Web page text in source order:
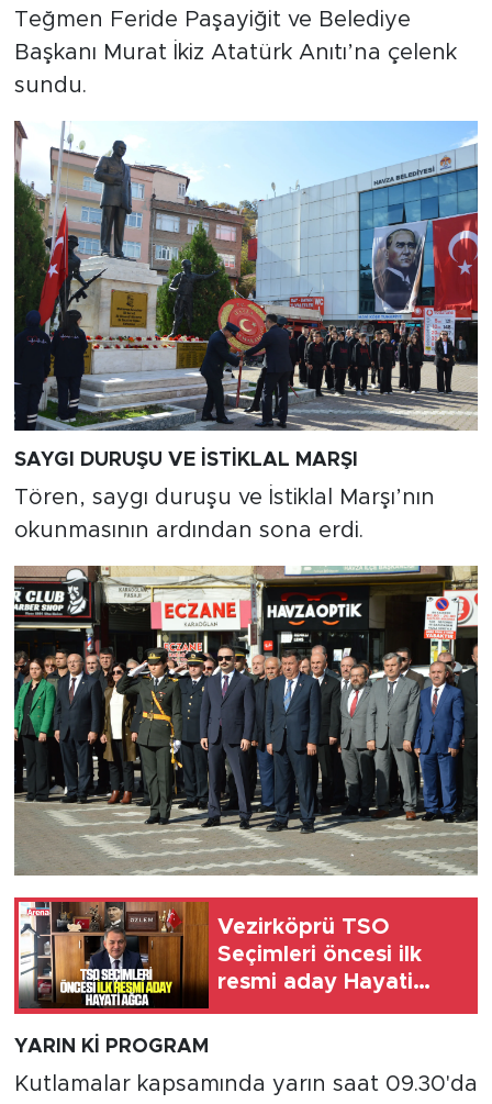
Teğmen Feride Paşayiğit ve Belediye
Başkanı Murat İkiz Atatürk Anıtı’na çelenk
sundu.
SAYGI DURUŞU VE İSTİKLAL MARŞI
Tören, saygı duruşu ve İstiklal Marşı’nın
okunmasının ardından sona erdi.
Vezirköprü TSO
Seçimleri öncesi ilk
resmi aday Hayati
Ağca
YARIN Kİ PROGRAM
Kutlamalar kapsamında yarın saat 09.30'da